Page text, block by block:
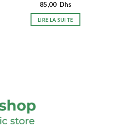
85,00 Dhs
LIRE LA SUITE